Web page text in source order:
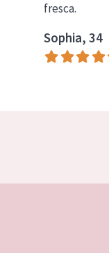
fresca.
Sophia, 34